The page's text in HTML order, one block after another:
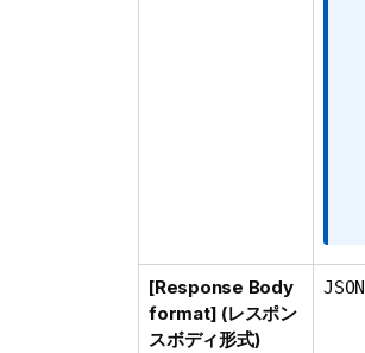
[Response Body
format] (レスポン
スボディ形式)
JSON